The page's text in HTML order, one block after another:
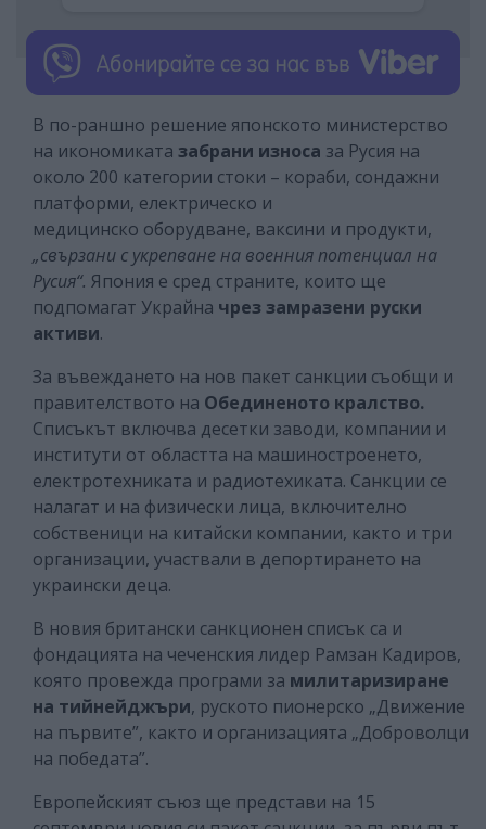
В по-раншно решение японското министерство
на икономиката забрани износа за Русия на
около 200 категории стоки – кораби, сондажни
платформи, електрическо и
медицинско оборудване, ваксини и продукти,
„свързани с укрепване на военния потенциал на
Русия“. Япония е сред страните, които ще
подпомагат Украйна чрез замразени руски
активи.
За въвеждането на нов пакет санкции съобщи и
правителството на Обединеното кралство.
Списъкът включва десетки заводи, компании и
институти от областта на машиностроенето,
електротехниката и радиотехиката. Санкции се
налагат и на физически лица, включително
собственици на китайски компании, както и три
организации, участвали в депортирането на
украински деца.
В новия британски санкционен списък са и
фондацията на чеченския лидер Рамзан Кадиров,
която провежда програми за милитаризиране
на тийнейджъри, руското пионерско „Движение
на първите”, както и организацията „Доброволци
на победата”.
Европейският съюз ще представи на 15